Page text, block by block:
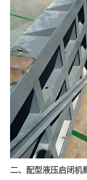
二、配型液压启闭机